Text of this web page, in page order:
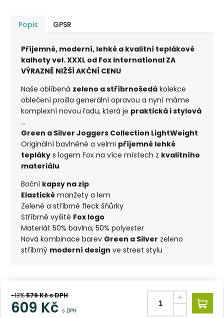
Popis GPSR
Příjemné, moderní, lehké a kvalitní teplákové
kalhoty vel. XXXL od Fox International ZA
VÝRAZNĚ NIŽŠÍ AKČNÍ CENU
Naše oblíbená zeleno a stříbrnošedá kolekce
oblečení prošla generální opravou a nyní máme
komplexní novou řadu, která je praktická i stylová
...
Green a Silver Joggers Collection LightWeight
Originální bavlněné a velmi příjemné lehké
tepláky s logem Fox na více místech z kvalitního
materiálu
Boční kapsy na zip
Elastické manžety a lem
Zelené a stříbrné fleck šňůrky
Stříbrně vyšité Fox logo
Materiál: 50% bavlna, 50% polyester
Nová kombinace barev Green a Silver zeleno
stříbrný moderní design ve street stylu
-13%579Kč s DPH
609 Kč s DPH